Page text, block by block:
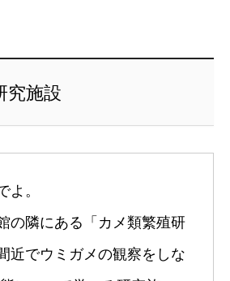
究施設
よ。
の隣にある「カメ類繁殖研
近でウミガメの観察をしな